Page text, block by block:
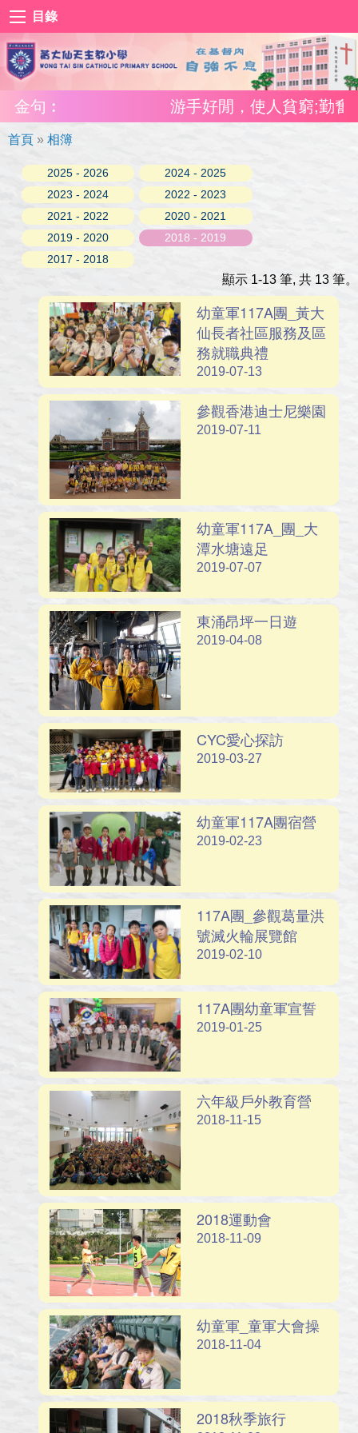
目錄
金句︰ 游手好閒，使人貧窮;勤奮
首頁 » 相簿
2025 - 2026
2024 - 2025
2023 - 2024
2022 - 2023
2021 - 2022
2020 - 2021
2019 - 2020
2018 - 2019
2017 - 2018
顯示 1-13 筆, 共 13 筆。
幼童軍117A團_黃大
仙長者社區服務及區
務就職典禮
2019-07-13
參觀香港迪士尼樂園
2019-07-11
幼童軍117A_團_大
潭水塘遠足
2019-07-07
東涌昂坪一日遊
2019-04-08
CYC愛心探訪
2019-03-27
幼童軍117A團宿營
2019-02-23
117A團_參觀葛量洪
號滅火輪展覽館
2019-02-10
117A團幼童軍宣誓
2019-01-25
六年級戶外教育營
2018-11-15
2018運動會
2018-11-09
幼童軍_童軍大會操
2018-11-04
2018秋季旅行